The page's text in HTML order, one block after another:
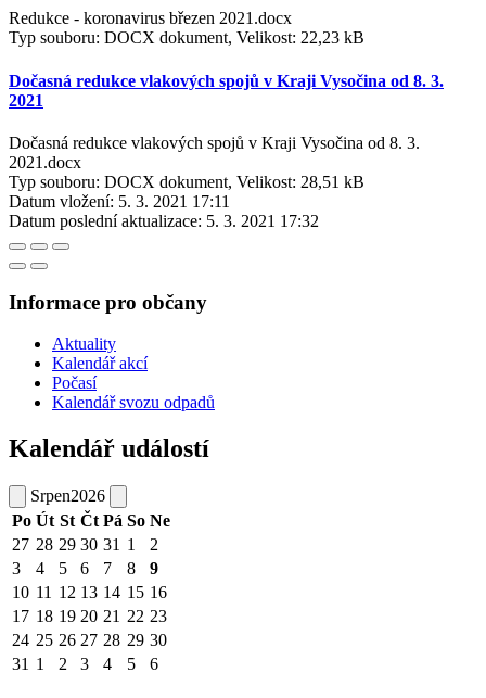
Redukce - koronavirus březen 2021.docx
Typ souboru: DOCX dokument, Velikost: 22,23 kB
Dočasná redukce vlakových spojů v Kraji Vysočina od 8. 3.
2021
Dočasná redukce vlakových spojů v Kraji Vysočina od 8. 3.
2021.docx
Typ souboru: DOCX dokument, Velikost: 28,51 kB
Datum vložení: 5. 3. 2021 17:11
Datum poslední aktualizace: 5. 3. 2021 17:32
Informace pro občany
Aktuality
Kalendář akcí
Počasí
Kalendář svozu odpadů
Kalendář událostí
Srpen2026
Po Út St Čt Pá So Ne
27 28 29 30 31 1
2
3
4 5 6 7 8
9
10 11 12 13 14 15 16
17 18 19 20 21 22 23
24 25 26 27 28 29 30
31 1 2 3 4 5 6